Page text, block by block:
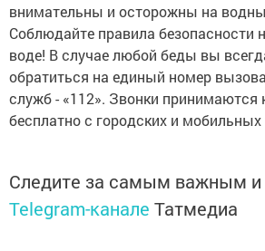
внимательны и осторожны на
Соблюдайте правила безопасности
воде! В случае любой беды вы
обратиться на единый номер
служб - «112». Звонки принимаются
бесплатно с городских и
Следите за самым важным
Telegram-канале Татмедиа